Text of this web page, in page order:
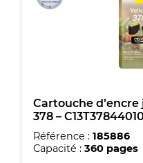
Cartouche
378 – C13T37844010
Référence : 185886
Capacité : 360 pages